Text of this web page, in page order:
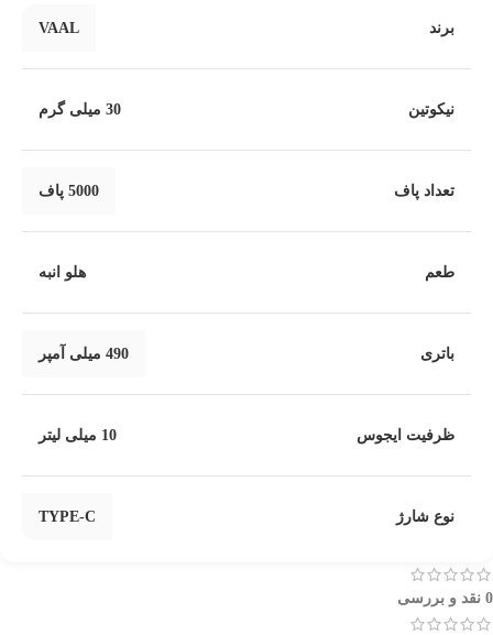
برند VAAL
نیکوتین 30 میلی گرم
تعداد پاف 5000 پاف
طعم هلو انبه
باتری 490 میلی آمپر
ظرفیت ایجوس 10 میلی لیتر
نوع شارژ TYPE-C
0 نقد و بررسی